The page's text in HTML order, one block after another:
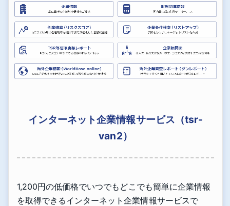
インターネット企業情報サービス（tsr-
van2）
1,200円の低価格でいつでもどこでも簡単に企業情報
を取得できるインターネット企業情報サービスで